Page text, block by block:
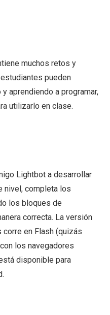
muchos retos y
pueden
aprendiendo a programar,
utilizarlo en clase.
Lightbot a desarrollar
nivel, completa los
los bloques de
correcta. La versión
corre en Flash (quizás
los navegadores
disponible para